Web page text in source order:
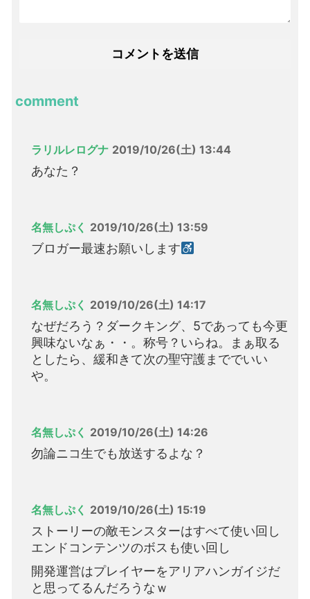
comment
ラリルレログナ 2019/10/26(土) 13:44
あなた？
名無しぷく 2019/10/26(土) 13:59
ブロガー最速お願いします
名無しぷく 2019/10/26(土) 14:17
なぜだろう？ダークキング、5であっても今更
興味ないなぁ・・。称号？いらね。まぁ取る
としたら、緩和きて次の聖守護まででいい
や。
名無しぷく 2019/10/26(土) 14:26
勿論ニコ生でも放送するよな？
名無しぷく 2019/10/26(土) 15:19
ストーリーの敵モンスターはすべて使い回し
エンドコンテンツのボスも使い回し
開発運営はプレイヤーをアリアハンガイジだ
と思ってるんだろうなｗ